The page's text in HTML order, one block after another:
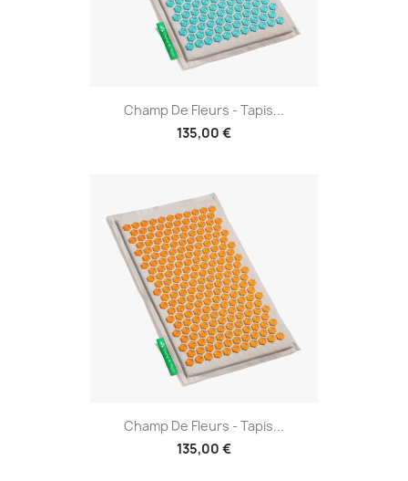
Champ De Fleurs - Tapis...
135,00 €
Champ De Fleurs - Tapis...
135,00 €